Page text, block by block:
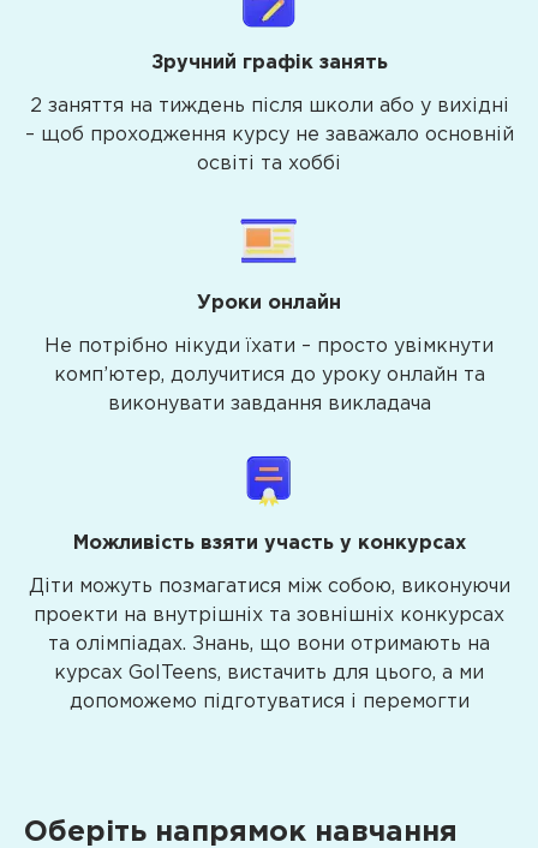
Зручний графік занять
2 заняття на тиждень після школи або у вихідні
– щоб проходження курсу не заважало основній
освіті та хоббі
Уроки онлайн
Не потрібно нікуди їхати – просто увімкнути
комп’ютер, долучитися до уроку онлайн та
виконувати завдання викладача
Можливість взяти участь у конкурсах
Діти можуть позмагатися між собою, виконуючи
проекти на внутрішніх та зовнішніх конкурсах
та олімпіадах. Знань, що вони отримають на
курсах GoITeens, вистачить для цього, а ми
допоможемо підготуватися і перемогти
Оберіть напрямок навчання